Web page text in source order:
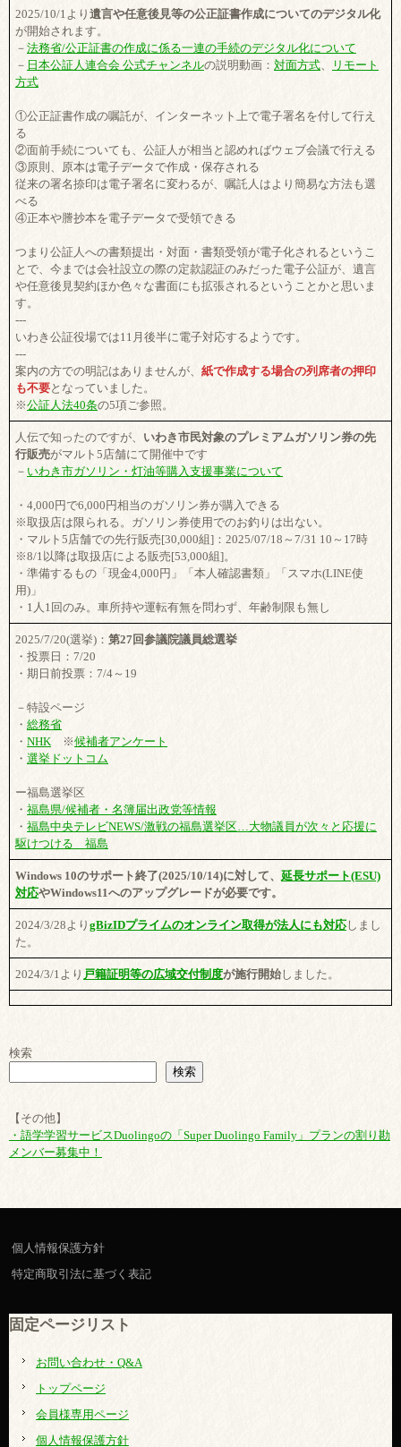
2025/10/1より 遺言や任意後見等の公正証書作成についてのデジタル化
が開始されます。
－ 法務省/公正証書の作成に係る一連の手続のデジタル化について
－ 日本公証人連合会 公式チャンネルの説明動画： 対面方式、
リモート
方式
①公正証書作成の嘱託が、インターネット上で電子署名を付して行え
る
②面前手続についても、公証人が相当と認めればウェブ会議で行える
③原則、原本は電子データで作成・保存される
従来の署名捺印は電子署名に変わるが、嘱託人はより簡易な方法も選
べる
④正本や謄抄本を電子データで受領できる
つまり公証人への書類提出・対面・書類受領が電子化されるというこ
とで、今までは会社設立の際の定款認証のみだった電子公証が、遺言
や任意後見契約ほか色々な書面にも拡張されるということかと思いま
す。
---
いわき公証役場では11月後半に電子対応するようです。
---
案内の方での明記はありませんが、 紙で作成する場合の列席者の押印
も不要となっていました。
※公証人法40条の5項ご参照。
人伝で知ったのですが、 いわき市民対象のプレミアムガソリン券の先
行販売がマルト5店舗にて開催中です
－ いわき市ガソリン・灯油等購入支援事業について
・4,000円で6,000円相当のガソリン券が購入できる
※取扱店は限られる。ガソリン券使用でのお釣りは出ない。
・マルト5店舗での先行販売[30,000組]：2025/07/18～7/31 10～17時
※8/1以降は取扱店による販売[53,000組]。
・準備するもの「現金4,000円」「本人確認書類」「スマホ(LINE使
用)」
・1人1回のみ。車所持や運転有無を問わず、年齢制限も無し
2025/7/20(選挙)： 第27回参議院議員総選挙
・投票日：7/20
・期日前投票：7/4～19
－特設ページ
・ 総務省
・ NHK ※候補者アンケート
・ 選挙ドットコム
ー福島選挙区
・ 福島県/候補者・名簿届出政党等情報
・ 福島中央テレビNEWS/激戦の福島選挙区…大物議員が次々と応援に
駆けつける 福島
Windows 10のサポート終了(2025/10/14)に対して、 延長サポート(ESU)
対応やWindows11へのアップグレードが必要です。
2024/3/28より gBizIDプライムのオンライン取得が法人にも対応 しまし
た。
2024/3/1より 戸籍証明等の広域交付制度が施行開始 しました。
検索
検索
【その他】
・語学学習サービスDuolingoの「Super Duolingo Family」プランの割り勘
メンバー募集中！
個人情報保護方針
特定商取引法に基づく表記
固定ページリスト
お問い合わせ・Q&A
トップページ
会員様専用ページ
個人情報保護方針